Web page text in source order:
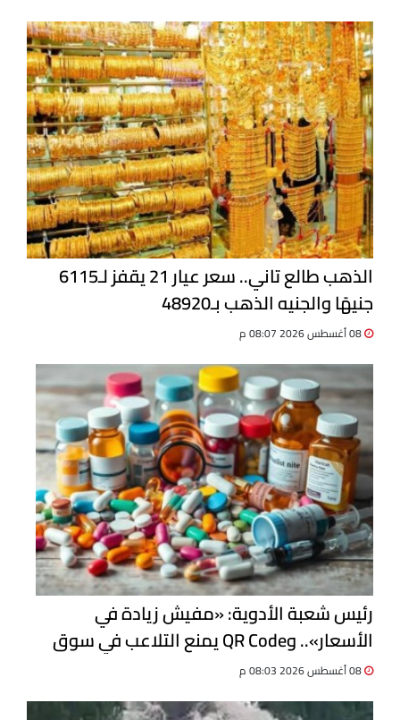
الذهب طالع تاني.. سعر عيار 21 يقفز لـ6115
جنيهًا والجنيه الذهب بـ48920
رئيس شعبة الأدوية: «مفيش زيادة في
الأسعار».. وQR Code يمنع التلاعب في سوق
الدواء